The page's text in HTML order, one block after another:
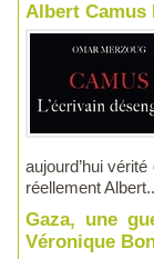
Albert Camus
aujourd’hui
réellement
Gaza, une
Véronique